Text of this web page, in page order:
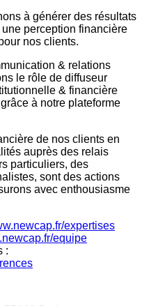
à générer des résultats
perception financière
nos clients.
& relations
le rôle de diffuseur
& financière
à notre plateforme
de nos clients en
auprès des relais
particuliers, des
sont des actions
avec enthousiasme
expertises
equipe
: